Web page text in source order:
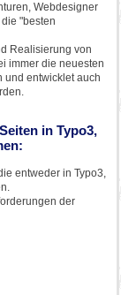
Webdesigner
"besten
Realisierung von
immer die neuesten
und entwicklet auch
in Typo3,
entweder in Typo3,
der